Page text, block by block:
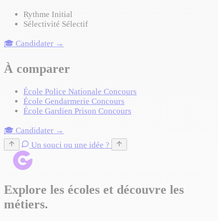
Rythme Initial
Sélectivité Sélectif
🎓 Candidater →
À comparer
École Police Nationale Concours
École Gendarmerie Concours
École Gardien Prison Concours
🎓 Candidater →
Un souci ou une idée ?
Explore les écoles et découvre les
métiers.